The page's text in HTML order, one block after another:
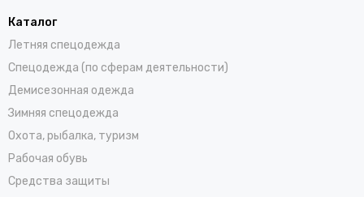
Каталог
Летняя спецодежда
Спецодежда (по сферам деятельности)
Демисезонная одежда
Зимняя спецодежда
Охота, рыбалка, туризм
Рабочая обувь
Средства защиты